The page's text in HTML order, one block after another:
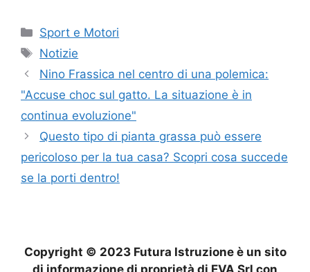
Categorie
Sport e Motori
Tag
Notizie
Nino Frassica nel centro di una polemica:
"Accuse choc sul gatto. La situazione è in
continua evoluzione"
Questo tipo di pianta grassa può essere
pericoloso per la tua casa? Scopri cosa succede
se la porti dentro!
Copyright © 2023 Futura Istruzione è un sito